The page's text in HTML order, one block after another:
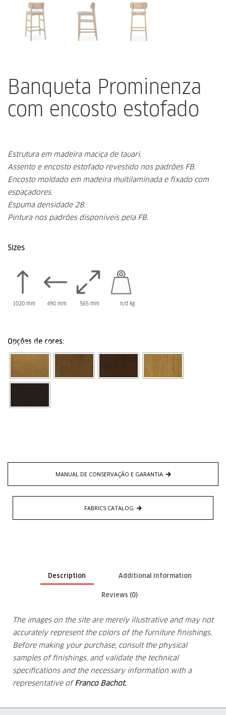
Banqueta Prominenza
com encosto estofado
Estrutura em madeira maciça de tauari.
Assento e encosto estofado revestido nos padrões FB.
Encosto moldado em madeira multilaminada e fixado com
espaçadores.
Espuma densidade 28.
Pintura nos padrões disponíveis pela FB.
Sizes
1020 mm 490 mm 565 mm n/d kg
Opções de cores:
Acabamentos
MANUAL DE CONSERVAÇÃO E GARANTIA
FABRICS CATALOG
Description Additional information
Reviews (0)
The images on the site are merely illustrative and may not
accurately represent the colors of the furniture finishings.
Before making your purchase, consult the physical
samples of finishings, and validate the technical
specifications and the necessary information with a
representative ofFranco Bachot.